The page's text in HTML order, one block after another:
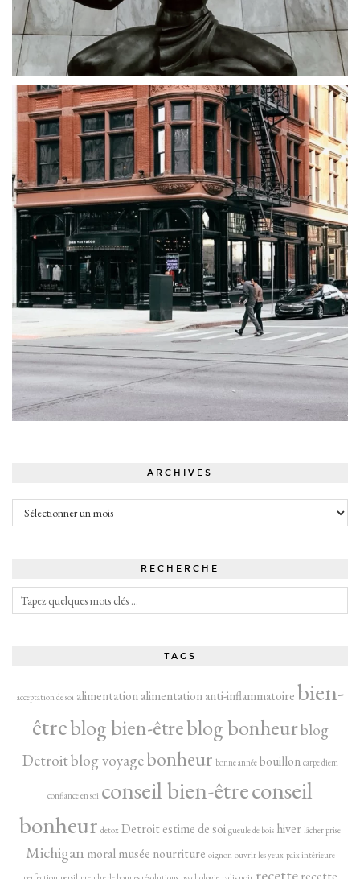
ARCHIVES
Archives
RECHERCHE
TAGS
acceptation de soi alimentation alimentation anti-inflammatoirebien-
êtreblog bien-êtreblog bonheurblog
Detroitblog voyagebonheur bonne année bouillon carpe diem
confiance en soi conseil bien-êtreconseil
bonheur detox Detroitestime de soi gueule de bois hiver lâcher prise
Michigan moral musée nourriture oignon ouvrir les yeux paix intérieure